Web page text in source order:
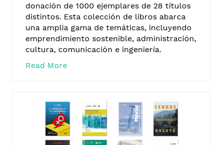
donación de 1000 ejemplares de 28 títulos
distintos. Esta colección de libros abarca
una amplia gama de temáticas, incluyendo
emprendimiento sostenible, administración,
cultura, comunicación e ingeniería.
Read More